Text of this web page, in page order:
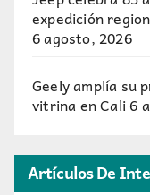
expedición
6 agosto, 2026
Geely amplía su
vitrina en Cali 6
Artículos De